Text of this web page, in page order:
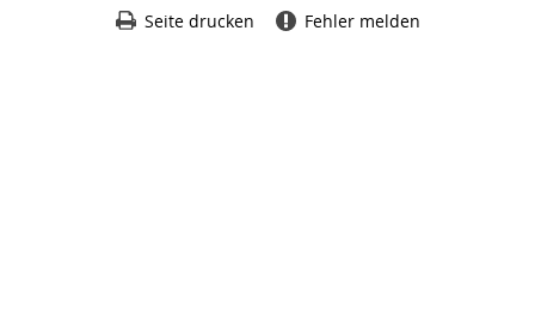
Seite drucken Fehler melden